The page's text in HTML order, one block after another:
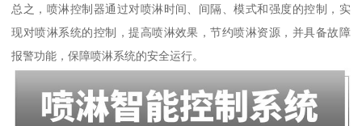
总之，喷淋控制器通过对喷淋时间、间隔、模式和强度的控制，实
现对喷淋系统的控制，提高喷淋效果，节约喷淋资源，并具备故障
报警功能，保障喷淋系统的安全运行。